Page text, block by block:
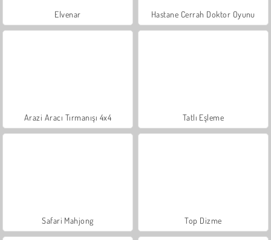
Elvenar Hastane Cerrah Doktor Oyunu
Arazi Aracı Tırmanışı 4x4 Tatlı Eşleme
Safari Mahjong Top Dizme